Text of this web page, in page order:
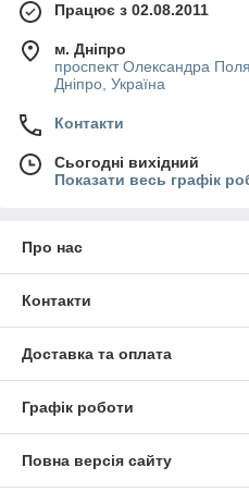
Працює з 02.08.2011
м. Дніпро
проспект Олександра
Дніпро, Україна
Контакти
Сьогодні вихідний
Показати весь графік
Про нас
Контакти
Доставка та оплата
Графік роботи
Повна версія сайту